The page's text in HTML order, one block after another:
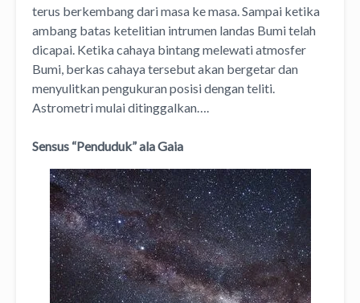
terus berkembang dari masa ke masa. Sampai ketika
ambang batas ketelitian intrumen landas Bumi telah
dicapai. Ketika cahaya bintang melewati atmosfer
Bumi, berkas cahaya tersebut akan bergetar dan
menyulitkan pengukuran posisi dengan teliti.
Astrometri mulai ditinggalkan….
Sensus “Penduduk” ala Gaia